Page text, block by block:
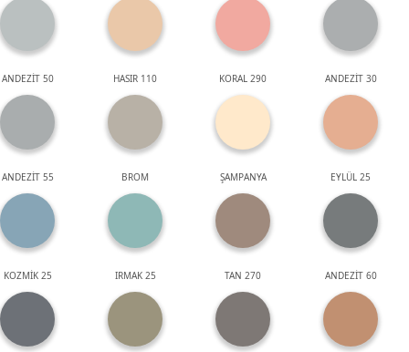
ANDEZİT 50 HASIR 110 KORAL 290 ANDEZİT 30
ANDEZİT 55 BROM ŞAMPANYA EYLÜL 25
KOZMİK 25 IRMAK 25 TAN 270 ANDEZİT 60